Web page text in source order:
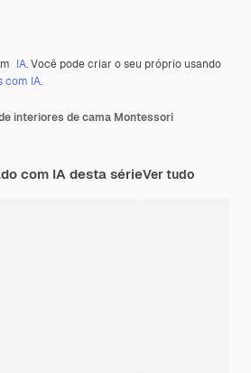
IA. Você pode criar o seu próprio usando
com IA.
interiores de cama Montessori
com IA desta sérieVer tudo